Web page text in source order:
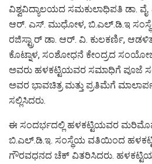
ವಿಶ್ವವಿದ್ಯಾಲಯದ ಸಮಕುಲಾಧಿಪತಿ ಡಾ.
ಆರ್. ಎಸ್. ಮುಧೋಳ, ಬಿ.ಎಲ್.ಡಿ.ಇ
ರಜಿಸ್ಟ್ರಾರ್ ಡಾ. ಆರ್. ವಿ. ಕುಲಕರ್ಣಿ,
ಕೊಟ್ನಾಳ, ಸಂಶೋಧನೆ ಕೇಂದ್ರದ
ಅವರು ಹಳಕಟ್ಟಿಯವರ ಸಮಾಧಿಗೆ ಪೂಜೆ
ಅವರ ಭಾವಚಿತ್ರ ಮತ್ತು ಪ್ರತಿಮೆಗೆ
ಸಲ್ಲಿಸಿದರು.
ಈ ಸಂದರ್ಭದಲ್ಲಿ ಹಳಕಟ್ಟಿಯವರ
ಬಿ.ಎಲ್.ಡಿ.ಇ. ಸಂಸ್ಥೆಯ ವತಿಯಿಂದ
ಗೌರವಧನದ ಚೆಕ್ ವಿತರಿಸಿದರು.